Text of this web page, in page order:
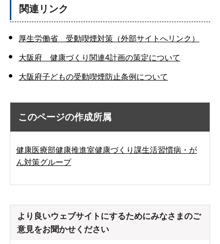
関連リンク
厚生労働省 受動喫煙対策（外部サイトへリンク）
大阪府 健康づくり関連4計画の策定について
大阪府子どもの受動喫煙防止条例について
このページの作成所属
健康医療部健康推進室健康づくり課生活習慣病・が
ん対策グループ
より良いウェブサイトにするためにみなさまのご
意見をお聞かせください